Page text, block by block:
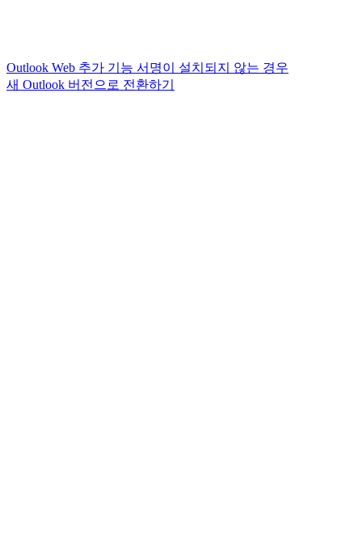
Outlook Web 추가 기능 서명이 설치되지 않는 경우
새 Outlook 버전으로 전환하기